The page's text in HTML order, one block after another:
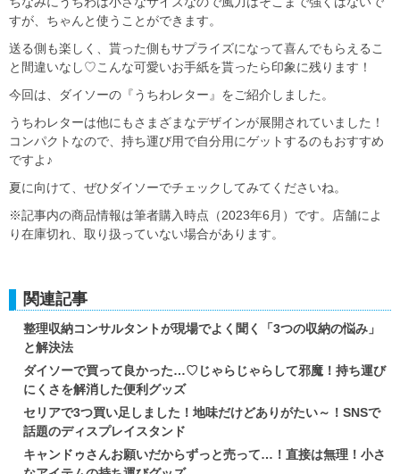
すが、ちゃんと使うことができます。
送る側も楽しく、貰った側もサプライズになって喜んでもらえるこ
と間違いなし♡こんな可愛いお手紙を貰ったら印象に残ります！
今回は、ダイソーの『うちわレター』をご紹介しました。
うちわレターは他にもさまざまなデザインが展開されていました！
コンパクトなので、持ち運び用で自分用にゲットするのもおすすめ
ですよ♪
夏に向けて、ぜひダイソーでチェックしてみてくださいね。
※記事内の商品情報は筆者購入時点（2023年6月）です。店舗によ
り在庫切れ、取り扱っていない場合があります。
関連記事
整理収納コンサルタントが現場でよく聞く「3つの収納の悩み」
と解決法
ダイソーで買って良かった…♡じゃらじゃらして邪魔！持ち運び
にくさを解消した便利グッズ
セリアで3つ買い足しました！地味だけどありがたい～！SNSで
話題のディスプレイスタンド
キャンドゥさんお願いだからずっと売って…！直接は無理！小さ